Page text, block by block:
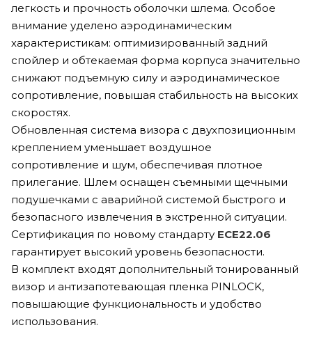
легкость и прочность оболочки шлема. Особое
внимание уделено аэродинамическим
характеристикам: оптимизированный задний
спойлер и обтекаемая форма корпуса значительно
снижают подъемную силу и аэродинамическое
сопротивление, повышая стабильность на высоких
скоростях.
Обновленная система визора с двухпозиционным
креплением уменьшает воздушное
сопротивление и шум, обеспечивая плотное
прилегание. Шлем оснащен съемными щечными
подушечками с аварийной системой быстрого и
безопасного извлечения в экстренной ситуации.
Сертификация по новому стандарту ECE22.06
гарантирует высокий уровень безопасности.
В комплект входят дополнительный тонированный
визор и антизапотевающая пленка PINLOCK,
повышающие функциональность и удобство
использования.